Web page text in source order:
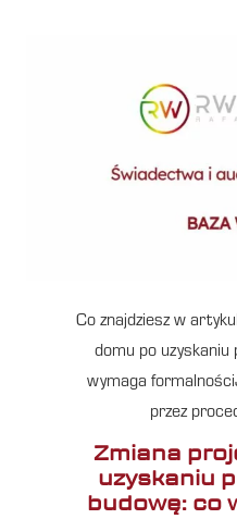
Co znajdziesz w
domu po uzyskaniu
wymaga
przez
Zmiana
uzyskaniu
budowę: co